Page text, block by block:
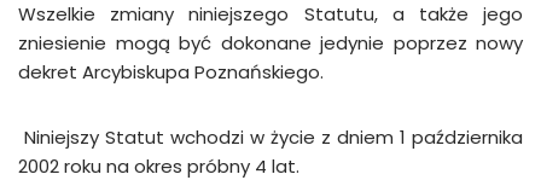
Wszelkie zmiany niniejszego Statutu, a także jego
zniesienie mogą być dokonane jedynie poprzez nowy
dekret Arcybiskupa Poznańskiego.
Niniejszy Statut wchodzi w życie z dniem 1 października
2002 roku na okres próbny 4 lat.